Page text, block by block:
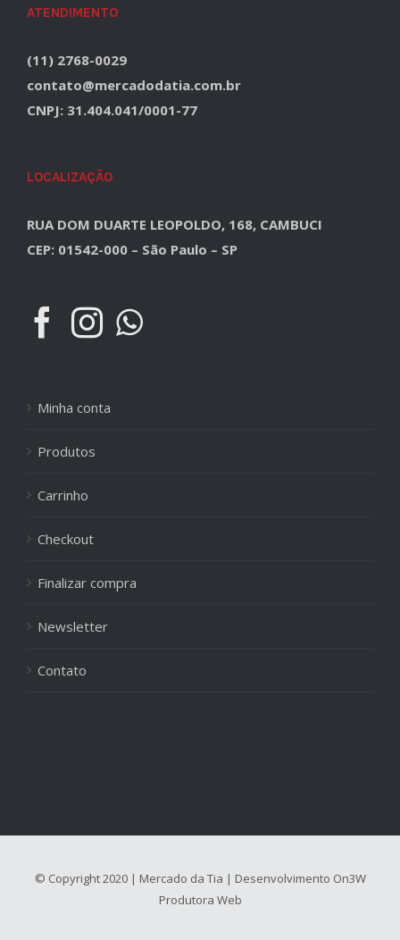
ATENDIMENTO
(11) 2768-0029
contato@mercadodatia.com.br
CNPJ: 31.404.041/0001-77
LOCALIZAÇÃO
RUA DOM DUARTE LEOPOLDO, 168, CAMBUCI
CEP: 01542-000 – São Paulo – SP
Minha conta
Produtos
Carrinho
Checkout
Finalizar compra
Newsletter
Contato
© Copyright 2020 | Mercado da Tia | Desenvolvimento On3W
Produtora Web